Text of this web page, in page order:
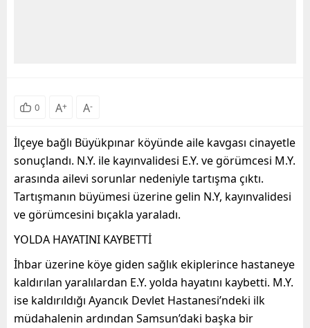
0 A+ A-
İlçeye bağlı Büyükpınar köyünde aile kavgası cinayetle
sonuçlandı. N.Y. ile kayınvalidesi E.Y. ve görümcesi M.Y.
arasında ailevi sorunlar nedeniyle tartışma çıktı.
Tartışmanın büyümesi üzerine gelin N.Y, kayınvalidesi
ve görümcesini bıçakla yaraladı.
YOLDA HAYATINI KAYBETTİ
İhbar üzerine köye giden sağlık ekiplerince hastaneye
kaldırılan yaralılardan E.Y. yolda hayatını kaybetti. M.Y.
ise kaldırıldığı Ayancık Devlet Hastanesi’ndeki ilk
müdahalenin ardından Samsun’daki başka bir